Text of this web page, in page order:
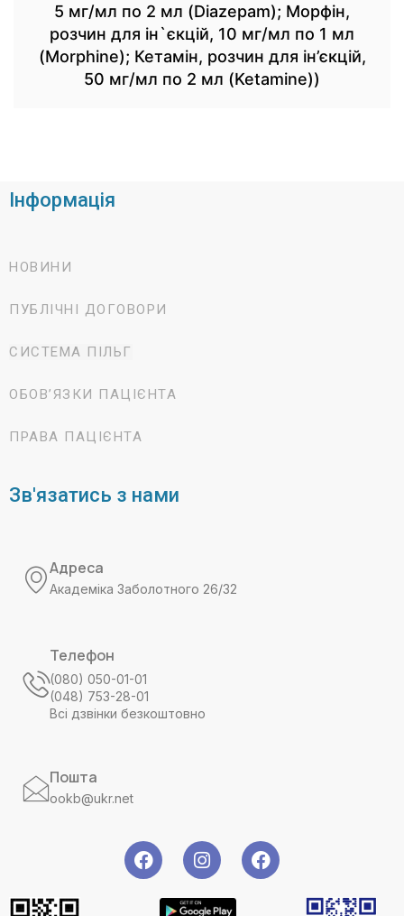
5 мг/мл по 2 мл (Diazepam); Морфін,
розчин для ін`єкцій, 10 мг/мл по 1 мл
(Morphine); Кетамін, розчин для ін’єкцій,
50 мг/мл по 2 мл (Ketamine))
Інформація
НОВИНИ
ПУБЛІЧНІ ДОГОВОРИ
СИСТЕМА ПІЛЬГ
ОБОВ’ЯЗКИ ПАЦІЄНТА
ПРАВА ПАЦІЄНТА
Зв'язатись з нами
Адреса
Академіка Заболотного 26/32
Телефон
(080) 050-01-01
(048) 753-28-01
Всі дзвінки безкоштовно
Пошта
ookb@ukr.net